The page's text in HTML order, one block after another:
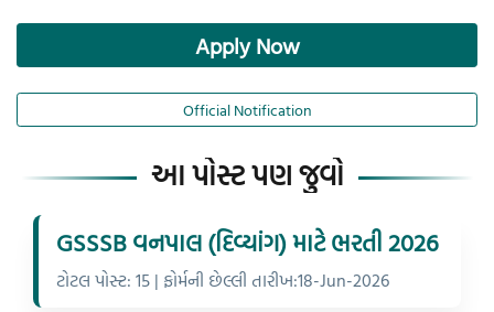
Apply Now
Official Notification
આ પોસ્ટ પણ જુવો
GSSSB વનપાલ (દિવ્યાંગ) માટે ભરતી 2026
ટોટલ પોસ્ટ: 15 | ફોર્મની છેલ્લી તારીખ:18-Jun-2026